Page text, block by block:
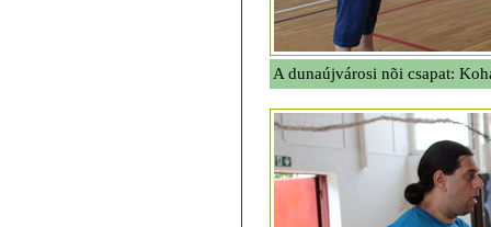
A dunaújvárosi nõi csapat: